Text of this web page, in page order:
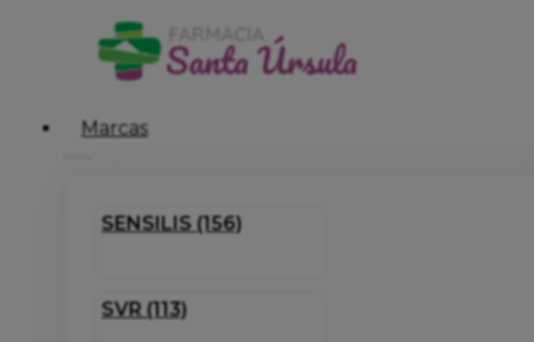
Marcas
SENSILIS (156)
SVR (113)